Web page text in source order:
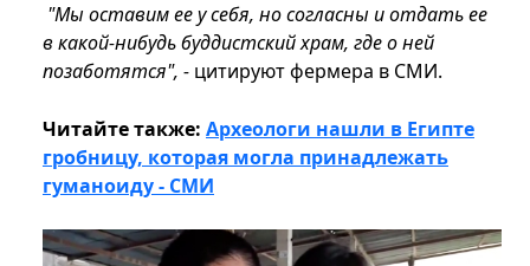
"Мы оставим ее у себя, но согласны и отдать ее
в какой-нибудь буддистский храм, где о ней
позаботятся", - цитируют фермера в СМИ.
Читайте также: Археологи нашли в Египте
гробницу, которая могла принадлежать
гуманоиду - СМИ